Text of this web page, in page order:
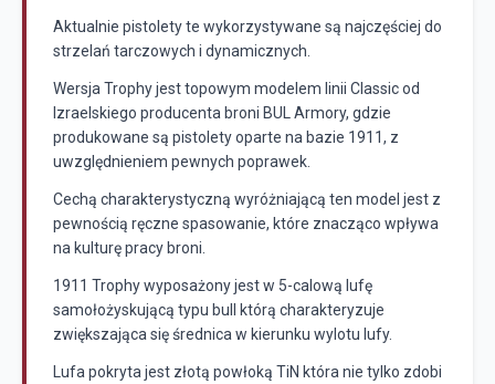
Aktualnie pistolety te wykorzystywane są najczęściej do
strzelań tarczowych i dynamicznych.
Wersja Trophy jest topowym modelem linii Classic od
Izraelskiego producenta broni BUL Armory, gdzie
produkowane są pistolety oparte na bazie 1911, z
uwzględnieniem pewnych poprawek.
Cechą charakterystyczną wyróżniającą ten model jest z
pewnością ręczne spasowanie, które znacząco wpływa
na kulturę pracy broni.
1911 Trophy wyposażony jest w 5-calową lufę
samołożyskującą typu bull którą charakteryzuje
zwiększająca się średnica w kierunku wylotu lufy.
Lufa pokryta jest złotą powłoką TiN która nie tylko zdobi